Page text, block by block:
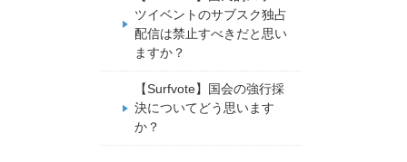
ツイベントのサブスク独占
配信は禁止すべきだと思い
ますか？
【Surfvote】国会の強行採
決についてどう思います
か？